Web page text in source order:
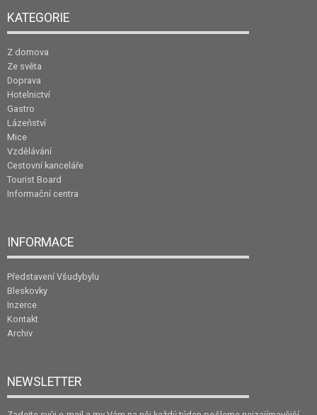
KATEGORIE
Z domova
Ze světa
Doprava
Hotelnictví
Gastro
Lázeňství
Mice
Vzdělávání
Cestovní kanceláře
Tourist Board
Informační centra
INFORMACE
Představení Všudybylu
Bleskovky
Inzerce
Kontakt
Archiv
NEWSLETTER